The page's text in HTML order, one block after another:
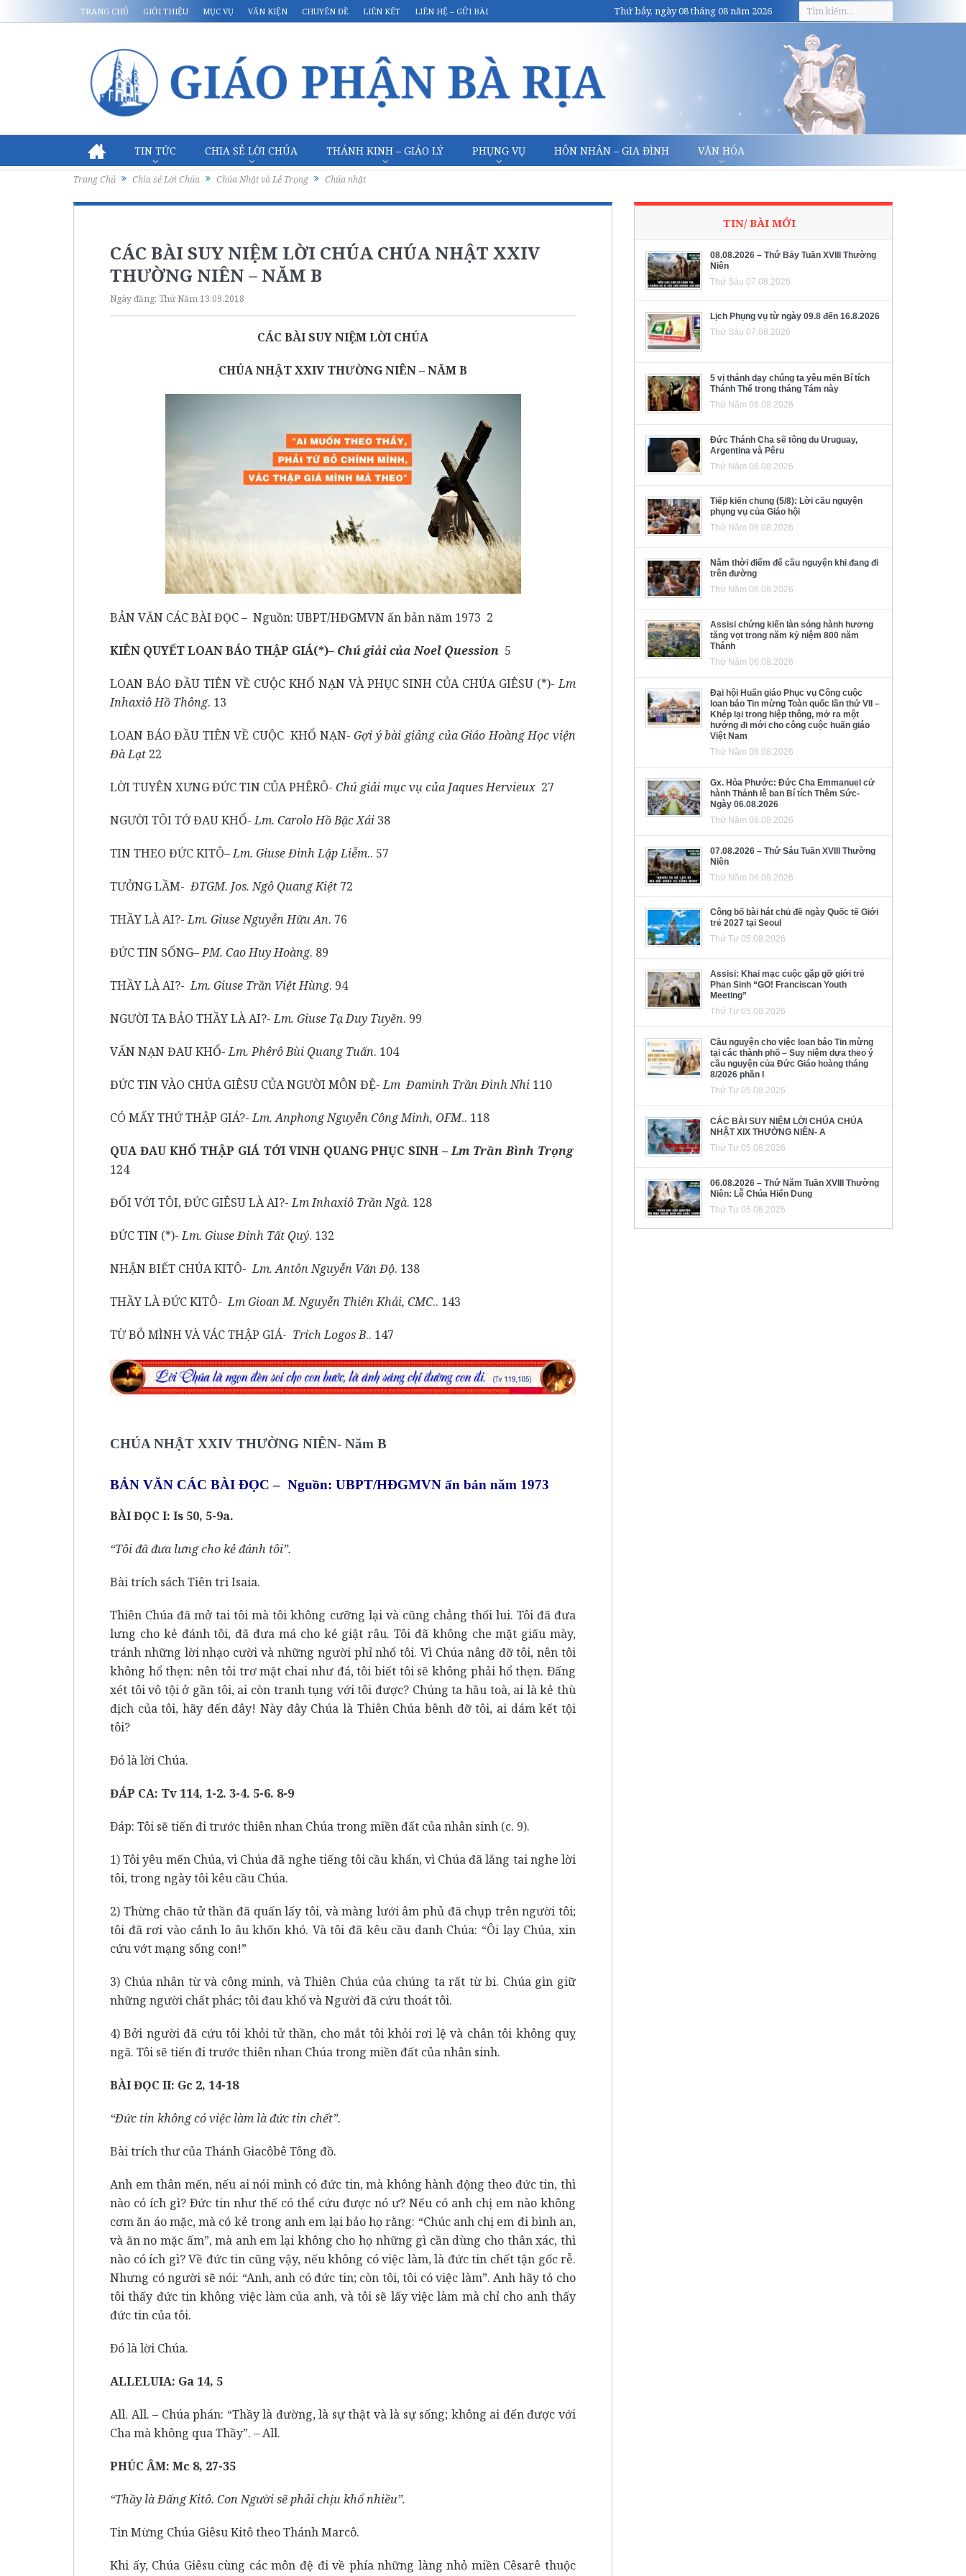
TRANG CHỦ GIỚI THIỆU MỤC VỤ VĂN KIỆN CHUYÊN ĐỀ LIÊN KẾT LIÊN HỆ – GỬI BÀI Thứ bảy, ngày 08 tháng 08 năm 2026
TIN TỨC CHIA SẺ LỜI CHÚA THÁNH KINH – GIÁO LÝ PHỤNG VỤ HÔN NHÂN – GIA ĐÌNH VĂN HÓA
Trang Chủ Chia sẻ Lời Chúa Chúa Nhật và Lễ Trọng Chúa nhật
CÁC BÀI SUY NIỆM LỜI CHÚA CHÚA NHẬT XXIV
THƯỜNG NIÊN – NĂM B
Ngày đăng: Thứ Năm 13.09.2018
CÁC BÀI SUY NIỆM LỜI CHÚA
CHÚA NHẬT XXIV THƯỜNG NIÊN – NĂM B
BẢN VĂN CÁC BÀI ĐỌC – Nguồn: UBPT/HĐGMVN ấn bản năm 1973 2
KIÊN QUYẾT LOAN BÁO THẬP GIÁ(*)– Chú giải của Noel Quession 5
LOAN BÁO ĐẦU TIÊN VỀ CUỘC KHỔ NẠN VÀ PHỤC SINH CỦA CHÚA GIÊSU (*)-Lm
Inhaxiô Hồ Thông. 13
LOAN BÁO ĐẦU TIÊN VỀ CUỘC KHỔ NẠN-Gợi ý bài giảng của Giáo Hoàng Học viện
Đà Lạt 22
LỜI TUYÊN XƯNG ĐỨC TIN CỦA PHÊRÔ- Chú giải mục vụ của Jaques Hervieux 27
NGƯỜI TÔI TỚ ĐAU KHỔ-Lm. Carolo Hồ Bặc Xái 38
TIN THEO ĐỨC KITÔ–Lm. Giuse Đinh Lập Liễm.. 57
TƯỞNG LẦM- ĐTGM. Jos. Ngô Quang Kiệt 72
THẦY LÀ AI?-Lm. Giuse Nguyễn Hữu An. 76
ĐỨC TIN SỐNG– PM. Cao Huy Hoàng. 89
THẦY LÀ AI?-Lm. Giuse Trần Việt Hùng. 94
NGƯỜI TA BẢO THẦY LÀ AI?-Lm. Giuse Tạ Duy Tuyền. 99
VẤN NẠN ĐAU KHỔ-Lm. Phêrô Bùi Quang Tuấn. 104
ĐỨC TIN VÀO CHÚA GIÊSU CỦA NGƯỜI MÔN ĐỆ-Lm Đaminh Trần Đình Nhi 110
CÓ MẤY THỨ THẬP GIÁ?-Lm. Anphong Nguyễn Công Minh, OFM.. 118
QUA ĐAU KHỔ THẬP GIÁ TỚI VINH QUANG PHỤC SINH –Lm Trần Bình Trọng
124
ĐỐI VỚI TÔI, ĐỨC GIÊSU LÀ AI?-Lm Inhaxiô Trần Ngà. 128
ĐỨC TIN (*)-Lm. Giuse Đinh Tất Quý. 132
NHẬN BIẾT CHÚA KITÔ-Lm. Antôn Nguyễn Văn Độ. 138
THẦY LÀ ĐỨC KITÔ-Lm Gioan M. Nguyễn Thiên Khải, CMC.. 143
TỪ BỎ MÌNH VÀ VÁC THẬP GIÁ- Trích Logos B.. 147
CHÚA NHẬT XXIV THƯỜNG NIÊN- Năm B
BẢN VĂN CÁC BÀI ĐỌC – Nguồn: UBPT/HĐGMVN ấn bản năm 1973
BÀI ĐỌC I: Is 50, 5-9a.
“Tôi đã đưa lưng cho kẻ đánh tôi”.
Bài trích sách Tiên tri Isaia.
Thiên Chúa đã mở tai tôi mà tôi không cưỡng lại và cũng chẳng thối lui. Tôi đã đưa
lưng cho kẻ đánh tôi, đã đưa má cho kẻ giật râu. Tôi đã không che mặt giấu mày,
tránh những lời nhạo cười và những người phỉ nhổ tôi. Vì Chúa nâng đỡ tôi, nên tôi
không hổ thẹn: nên tôi trơ mặt chai như đá, tôi biết tôi sẽ không phải hổ thẹn. Ðấng
xét tôi vô tội ở gần tôi, ai còn tranh tụng với tôi được? Chúng ta hầu toà, ai là kẻ thù
địch của tôi, hãy đến đây! Này đây Chúa là Thiên Chúa bênh đỡ tôi, ai dám kết tội
tôi?
Ðó là lời Chúa.
ĐÁP CA: Tv 114, 1-2. 3-4. 5-6. 8-9
Ðáp: Tôi sẽ tiến đi trước thiên nhan Chúa trong miền đất của nhân sinh (c. 9).
1) Tôi yêu mến Chúa, vì Chúa đã nghe tiếng tôi cầu khẩn, vì Chúa đã lắng tai nghe lời
tôi, trong ngày tôi kêu cầu Chúa.
2) Thừng chão tử thần đã quấn lấy tôi, và màng lưới âm phủ đã chụp trên người tôi;
tôi đã rơi vào cảnh lo âu khốn khó. Và tôi đã kêu cầu danh Chúa: “Ôi lạy Chúa, xin
cứu vớt mạng sống con!”
3) Chúa nhân từ và công minh, và Thiên Chúa của chúng ta rất từ bi. Chúa gìn giữ
những người chất phác; tôi đau khổ và Người đã cứu thoát tôi.
4) Bởi người đã cứu tôi khỏi tử thần, cho mắt tôi khỏi rơi lệ và chân tôi không quỵ
ngã. Tôi sẽ tiến đi trước thiên nhan Chúa trong miền đất của nhân sinh.
BÀI ĐỌC II: Gc 2, 14-18
“Ðức tin không có việc làm là đức tin chết”.
Bài trích thư của Thánh Giacôbê Tông đồ.
Anh em thân mến, nếu ai nói mình có đức tin, mà không hành động theo đức tin, thì
nào có ích gì? Ðức tin như thế có thể cứu được nó ư? Nếu có anh chị em nào không
cơm ăn áo mặc, mà có kẻ trong anh em lại bảo họ rằng: “Chúc anh chị em đi bình an,
và ăn no mặc ấm”, mà anh em lại không cho họ những gì cần dùng cho thân xác, thì
nào có ích gì? Về đức tin cũng vậy, nếu không có việc làm, là đức tin chết tận gốc rễ.
Nhưng có người sẽ nói: “Anh, anh có đức tin; còn tôi, tôi có việc làm”. Anh hãy tỏ cho
tôi thấy đức tin không việc làm của anh, và tôi sẽ lấy việc làm mà chỉ cho anh thấy
đức tin của tôi.
Ðó là lời Chúa.
ALLELUIA: Ga 14, 5
All. All. – Chúa phán: “Thầy là đường, là sự thật và là sự sống; không ai đến được với
Cha mà không qua Thầy”. – All.
PHÚC ÂM: Mc 8, 27-35
“Thầy là Ðấng Kitô. Con Người sẽ phải chịu khổ nhiều”.
Tin Mừng Chúa Giêsu Kitô theo Thánh Marcô.
Khi ấy, Chúa Giêsu cùng các môn đệ đi về phía những làng nhỏ miền Cêsarê thuộc
TIN/ BÀI MỚI
08.08.2026 – Thứ Bảy Tuần XVIII Thường
Niên
Thứ Sáu 07.08.2026
Lịch Phụng vụ từ ngày 09.8 đến 16.8.2026
Thứ Sáu 07.08.2026
5 vị thánh dạy chúng ta yêu mến Bí tích
Thánh Thể trong tháng Tám này
Thứ Năm 06.08.2026
Đức Thánh Cha sẽ tông du Uruguay,
Argentina và Pêru
Thứ Năm 06.08.2026
Tiếp kiến chung (5/8): Lời cầu nguyện
phụng vụ của Giáo hội
Thứ Năm 06.08.2026
Năm thời điểm để cầu nguyện khi đang đi
trên đường
Thứ Năm 06.08.2026
Assisi chứng kiến làn sóng hành hương
tăng vọt trong năm kỷ niệm 800 năm
Thánh
Thứ Năm 06.08.2026
Đại hội Huấn giáo Phục vụ Công cuộc
loan báo Tin mừng Toàn quốc lần thứ VII –
Khép lại trong hiệp thông, mở ra một
hướng đi mới cho công cuộc huấn giáo
Việt Nam
Thứ Năm 06.08.2026
Gx. Hòa Phước: Đức Cha Emmanuel cử
hành Thánh lễ ban Bí tích Thêm Sức-
Ngày 06.08.2026
Thứ Năm 06.08.2026
07.08.2026 – Thứ Sáu Tuần XVIII Thường
Niên
Thứ Năm 06.08.2026
Công bố bài hát chủ đề ngày Quốc tế Giới
trẻ 2027 tại Seoul
Thứ Tư 05.08.2026
Assisi: Khai mạc cuộc gặp gỡ giới trẻ
Phan Sinh “GO! Franciscan Youth
Meeting”
Thứ Tư 05.08.2026
Cầu nguyện cho việc loan báo Tin mừng
tại các thành phố – Suy niệm dựa theo ý
cầu nguyện của Đức Giáo hoàng tháng
8/2026 phần I
Thứ Tư 05.08.2026
CÁC BÀI SUY NIỆM LỜI CHÚA CHÚA
NHẬT XIX THƯỜNG NIÊN- A
Thứ Tư 05.08.2026
06.08.2026 – Thứ Năm Tuần XVIII Thường
Niên: Lễ Chúa Hiển Dung
Thứ Tư 05.08.2026